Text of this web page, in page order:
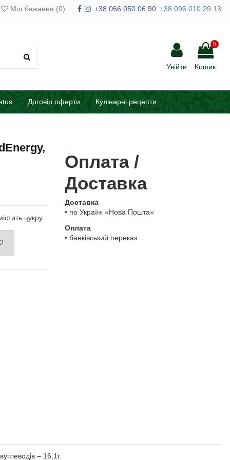
Мої бажання (0) +38 066 050 06 90 +38 096 010 29 13
Увійти
0
Кошик:
Договір оферти Кулінарні рецепти
цукру.
Оплата /
Доставка
Доставка
• по Україні «Нова Пошта»
Оплата
• банківський переказ
– 16,1г.